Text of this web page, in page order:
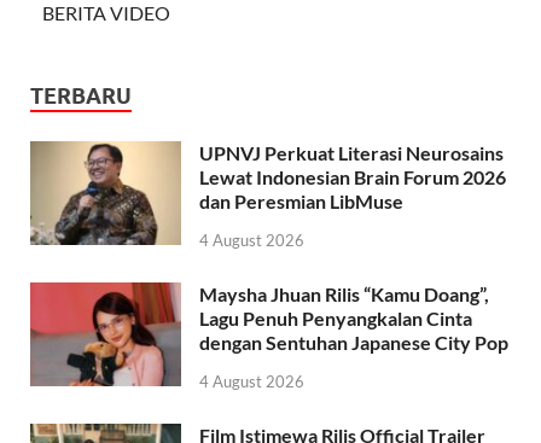
BERITA VIDEO
TERBARU
UPNVJ Perkuat Literasi Neurosains
Lewat Indonesian Brain Forum 2026
dan Peresmian LibMuse
4 August 2026
Maysha Jhuan Rilis “Kamu Doang”,
Lagu Penuh Penyangkalan Cinta
dengan Sentuhan Japanese City Pop
4 August 2026
Film Istimewa Rilis Official Trailer